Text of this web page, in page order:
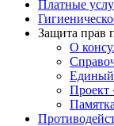
Платные
Защита прав
О
Единый
Проект
Памятка